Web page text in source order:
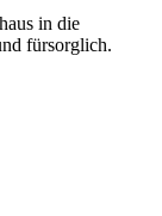
in die
fürsorglich.